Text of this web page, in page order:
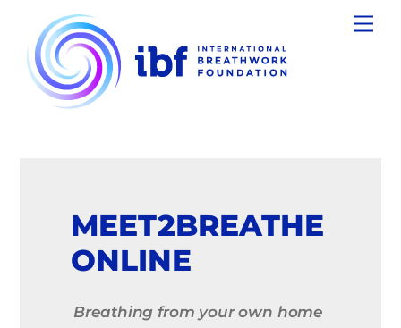
content
MEET2BREATHE
ONLINE
Breathing from your own home